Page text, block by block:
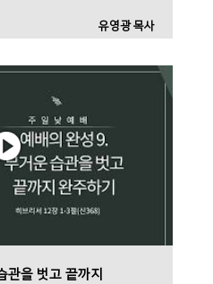
유영광 목사
관을 벗고 끝까지